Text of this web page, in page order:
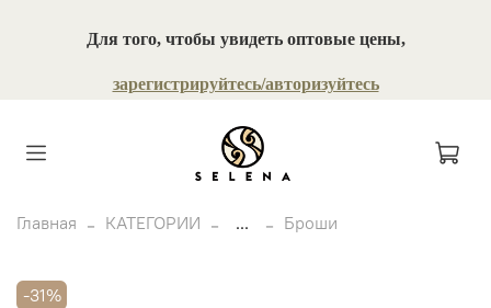
Для того, чтобы увидеть оптовые цены,
зарегистрируйтесь/авторизуйтесь
Главная КАТЕГОРИИ ... Броши
-31%